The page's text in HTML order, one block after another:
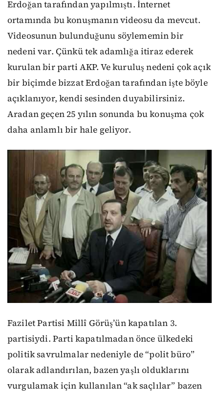
Erdoğan tarafından yapılmıştı. İnternet
ortamında bu konuşmanın videosu da mevcut.
Videosunun bulunduğunu söylememin bir
nedeni var. Çünkü tek adamlığa itiraz ederek
kurulan bir parti AKP. Ve kuruluş nedeni çok açık
bir biçimde bizzat Erdoğan tarafından işte böyle
açıklanıyor, kendi sesinden duyabilirsiniz.
Aradan geçen 25 yılın sonunda bu konuşma çok
daha anlamlı bir hale geliyor.
Fazilet Partisi Millî Görüş’ün kapatılan 3.
partisiydi. Parti kapatılmadan önce ülkedeki
politik savrulmalar nedeniyle de “polit büro”
olarak adlandırılan, bazen yaşlı olduklarını
vurgulamak için kullanılan “ak saçlılar” bazen